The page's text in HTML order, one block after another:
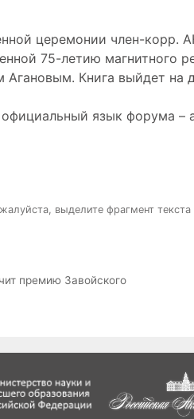
церемонии член-корр.
75-летию магнитного
Агановым. Книга выйдет на
язык форума –
выделите фрагмент
премию Завойского